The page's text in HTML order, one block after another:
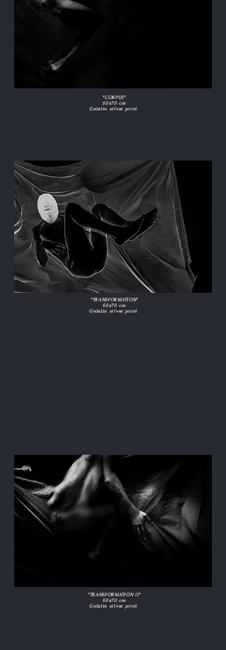
"CORPUS"
50x70 cm
Gelatin silver print
"TRANSFORMATION"
50x70 cm
Gelatin silver print
"TRANSFORMATION II"
50x70 cm
Gelatin silver print